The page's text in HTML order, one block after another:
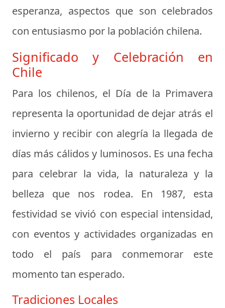
esperanza, aspectos que son celebrados
con entusiasmo por la población chilena.
Significado y Celebración en
Chile
Para los chilenos, el Día de la Primavera
representa la oportunidad de dejar atrás el
invierno y recibir con alegría la llegada de
días más cálidos y luminosos. Es una fecha
para celebrar la vida, la naturaleza y la
belleza que nos rodea. En 1987, esta
festividad se vivió con especial intensidad,
con eventos y actividades organizadas en
todo el país para conmemorar este
momento tan esperado.
Tradiciones Locales